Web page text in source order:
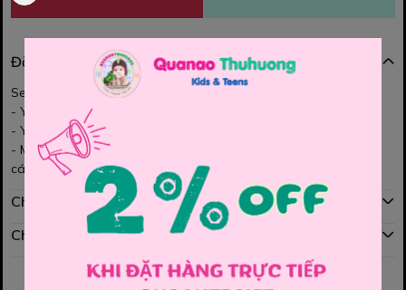
Đặc điểm nổi bật
Set yếm cho bé cưng lắm ạ
- Yếm Váy jean mềm, co dãn nhẹ,
- Yếm có tăng đơ , rất dễ dàng thu kéo thoe chiều cao của bé
- Màu jean xinh. kiểu dáng năng động, phối cùng áo rất phong
cách ạ
Chính sách mua hàng
Chính sách đổi hàng